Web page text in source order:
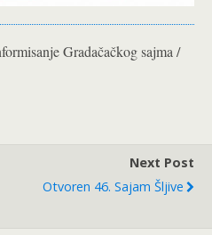
Gradačačkog sajma /
Next Post
Otvoren 46. Sajam Šljive